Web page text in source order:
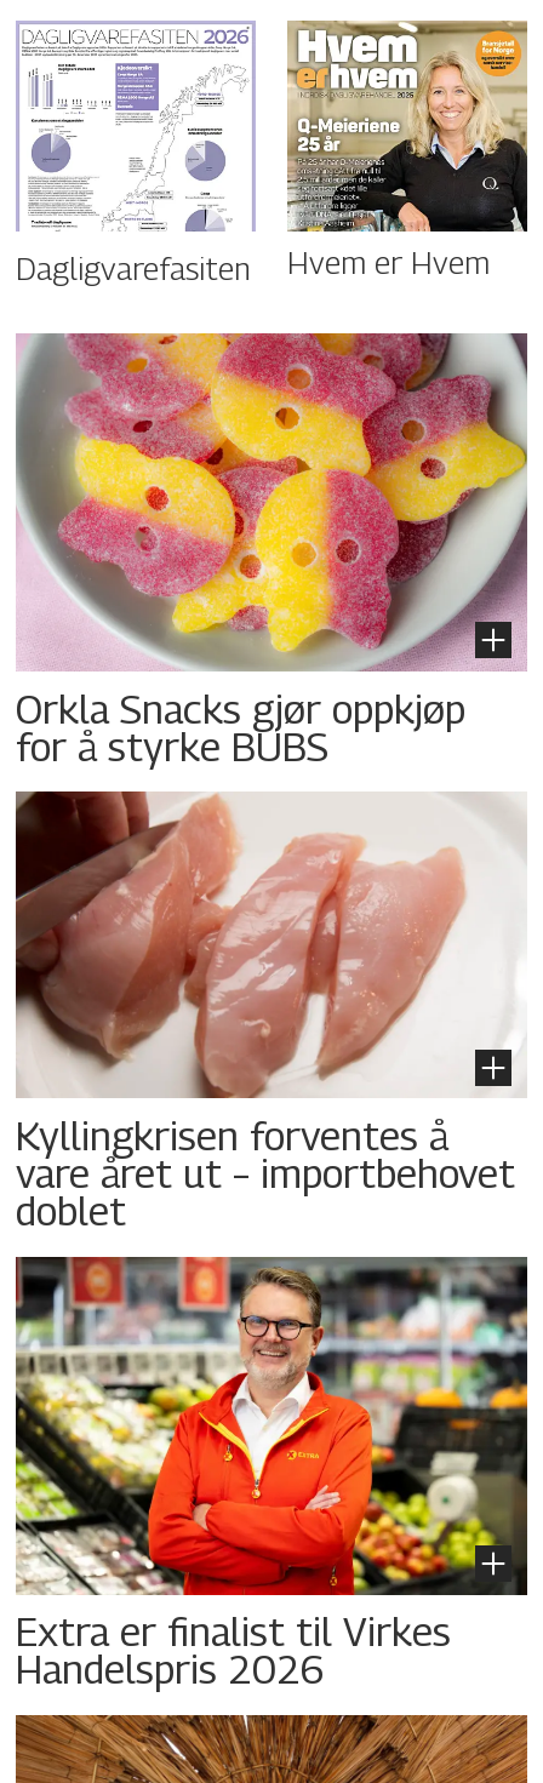
Dagligvarefasiten Hvem er Hvem
Orkla Snacks gjør oppkjøp
for å styrke BUBS
Kyllingkrisen forventes å
vare året ut – importbehovet
doblet
Extra er finalist til Virkes
Handelspris 2026